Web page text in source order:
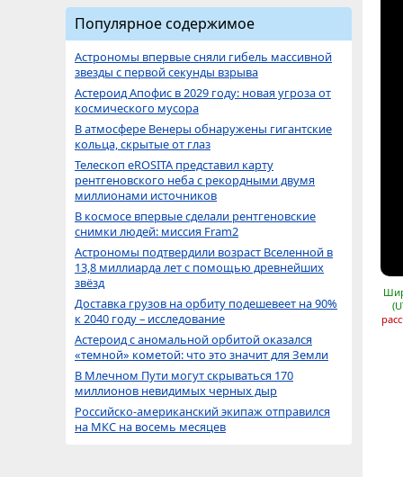
Популярное содержимое
Астрономы впервые сняли гибель массивной
звезды с первой секунды взрыва
Астероид Апофис в 2029 году: новая угроза от
космического мусора
В атмосфере Венеры обнаружены гигантские
кольца, скрытые от глаз
Телескоп eROSITA представил карту
рентгеновского неба с рекордными двумя
миллионами источников
В космосе впервые сделали рентгеновские
снимки людей: миссия Fram2
Астрономы подтвердили возраст Вселенной в
13,8 миллиарда лет с помощью древнейших
звёзд
Доставка грузов на орбиту подешевеет на 90%
к 2040 году – исследование
Астероид с аномальной орбитой оказался
«темной» кометой: что это значит для Земли
В Млечном Пути могут скрываться 170
миллионов невидимых черных дыр
Российско-американский экипаж отправился
на МКС на восемь месяцев